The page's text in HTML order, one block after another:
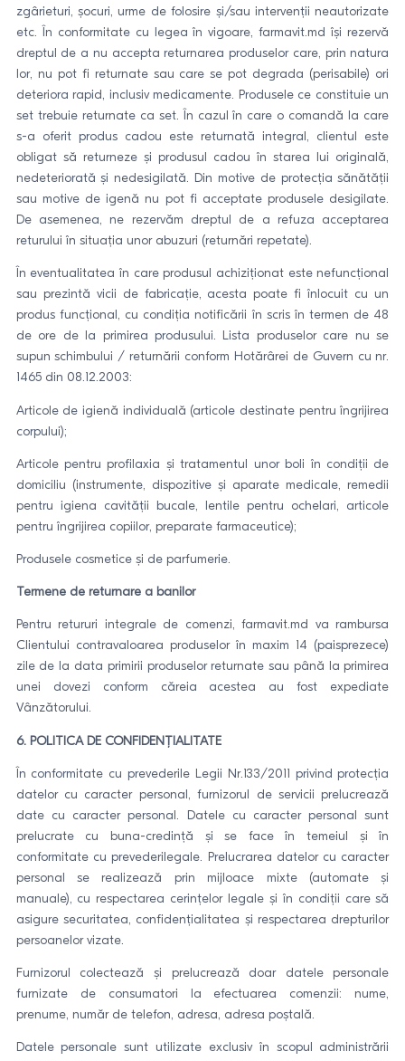
zgârieturi, șocuri, urme de folosire și/sau intervenții neautorizate
etc. În conformitate cu legea în vigoare, farmavit.md își rezervă
dreptul de a nu accepta returnarea produselor care, prin natura
lor, nu pot fi returnate sau care se pot degrada (perisabile) ori
deteriora rapid, inclusiv medicamente. Produsele ce constituie un
set trebuie returnate ca set. În cazul în care o comandă la care
s-a oferit produs cadou este returnată integral, clientul este
obligat să returneze și produsul cadou în starea lui originală,
nedeteriorată și nedesigilată. Din motive de protecția sănătății
sau motive de igenă nu pot fi acceptate produsele desigilate.
De asemenea, ne rezervăm dreptul de a refuza acceptarea
returului în situația unor abuzuri (returnări repetate).
În eventualitatea în care produsul achiziționat este nefuncțional
sau prezintă vicii de fabricație, acesta poate fi înlocuit cu un
produs funcțional, cu condiția notificării în scris în termen de 48
de ore de la primirea produsului. Lista produselor care nu se
supun schimbului / returnării conform Hotărârei de Guvern cu nr.
1465 din 08.12.2003:
Articole de igienă individuală (articole destinate pentru îngrijirea
corpului);
Articole pentru profilaxia și tratamentul unor boli în condiții de
domiciliu (instrumente, dispozitive și aparate medicale, remedii
pentru igiena cavității bucale, lentile pentru ochelari, articole
pentru îngrijirea copiilor, preparate farmaceutice);
Produsele cosmetice și de parfumerie.
Termene de returnare a banilor
Pentru retururi integrale de comenzi, farmavit.md va rambursa
Clientului contravaloarea produselor în maxim 14 (paisprezece)
zile de la data primirii produselor returnate sau până la primirea
unei dovezi conform căreia acestea au fost expediate
Vânzătorului.
6. POLITICA DE CONFIDENȚIALITATE
În conformitate cu prevederile Legii Nr.133/2011 privind protecția
datelor cu caracter personal, furnizorul de servicii prelucrează
date cu caracter personal. Datele cu caracter personal sunt
prelucrate cu buna-credință și se face în temeiul și în
conformitate cu prevederilegale. Prelucrarea datelor cu caracter
personal se realizează prin mijloace mixte (automate și
manuale), cu respectarea cerințelor legale și în condiții care să
asigure securitatea, confidențialitatea și respectarea drepturilor
persoanelor vizate.
Furnizorul colectează și prelucrează doar datele personale
furnizate de consumatori la efectuarea comenzii: nume,
prenume, număr de telefon, adresa, adresa poștală.
Datele personale sunt utilizate exclusiv în scopul administrării